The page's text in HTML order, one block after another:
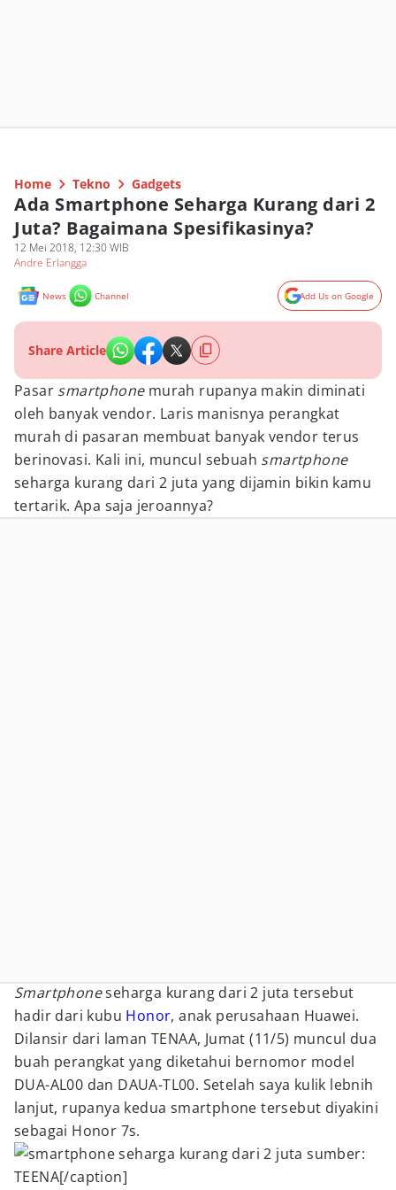
Home Tekno Gadgets
Ada Smartphone Seharga Kurang dari 2
Juta? Bagaimana Spesifikasinya?
12 Mei 2018, 12:30 WIB
Andre Erlangga
News Channel Add Us on Google
Share Article
Pasar smartphone murah rupanya makin diminati
oleh banyak vendor. Laris manisnya perangkat
murah di pasaran membuat banyak vendor terus
berinovasi. Kali ini, muncul sebuah smartphone
seharga kurang dari 2 juta yang dijamin bikin kamu
tertarik. Apa saja jeroannya?
Smartphoneseharga kurang dari 2 juta tersebut
hadir dari kubu Honor, anak perusahaan Huawei.
Dilansir dari laman TENAA, Jumat (11/5) muncul dua
buah perangkat yang diketahui bernomor model
DUA-AL00 dan DAUA-TL00. Setelah saya kulik lebnih
lanjut, rupanya kedua smartphone tersebut diyakini
sebagai Honor 7s.
sumber:
TEENA[/caption]